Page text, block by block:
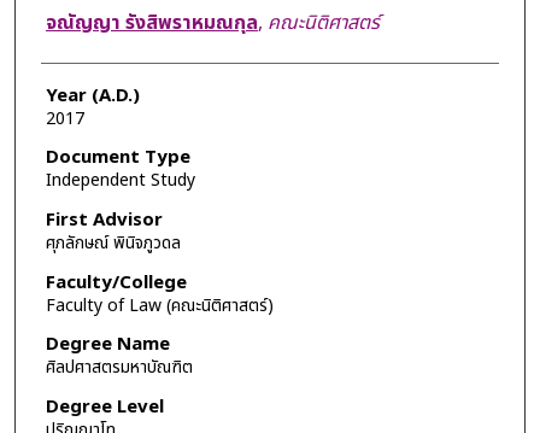
Author
จณัญญา รังสิพราหมณกุล, คณะนิติศาสตร์
Year (A.D.)
2017
Document Type
Independent Study
First Advisor
ศุภลักษณ์ พินิจภูวดล
Faculty/College
Faculty of Law (คณะนิติศาสตร์)
Degree Name
ศิลปศาสตรมหาบัณฑิต
Degree Level